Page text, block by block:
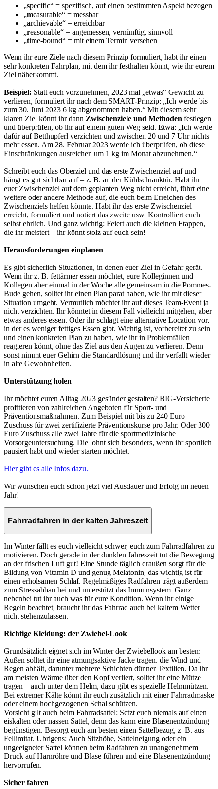
„specific“ = spezifisch, auf einen bestimmten Aspekt bezogen
„measurable“ = messbar
„archievable“ = erreichbar
„reasonable“ = angemessen, vernünftig, sinnvoll
„time-bound“ = mit einem Termin versehen
Wenn ihr eure Ziele nach diesem Prinzip formuliert, habt ihr einen
sehr konkreten Fahrplan, mit dem ihr festhalten könnt, wie ihr eurem
Ziel näherkommt.
Beispiel: Statt euch vorzunehmen, 2023 mal „etwas“ Gewicht zu
verlieren, formuliert ihr nach dem SMART-Prinzip: „Ich werde bis
zum 30. Juni 2023 6 kg abgenommen haben.“ Mit diesem sehr
klaren Ziel könnt ihr dann Zwischenziele und Methoden festlegen
und überprüfen, ob ihr auf einem guten Weg seid. Etwa: „Ich werde
dafür auf Betthupferl verzichten und zwischen 20 und 7 Uhr nichts
mehr essen. Am 28. Februar 2023 werde ich überprüfen, ob diese
Einschränkungen ausreichen um 1 kg im Monat abzunehmen.“
Schreibt euch das Oberziel und das erste Zwischenziel auf und
hängt es gut sichtbar auf – z. B. an der Kühlschranktür. Habt ihr
euer Zwischenziel auf dem geplanten Weg nicht erreicht, führt eine
weitere oder andere Methode auf, die euch beim Erreichen des
Zwischenziels helfen könnte. Habt ihr das erste Zwischenziel
erreicht, formuliert und notiert das zweite usw. Kontrolliert euch
selbst ehrlich. Und ganz wichtig: Feiert auch die kleinen Etappen,
die ihr meistert – ihr könnt stolz auf euch sein!
Herausforderungen einplanen
Es gibt sicherlich Situationen, in denen euer Ziel in Gefahr gerät.
Wenn ihr z. B. fettärmer essen möchtet, eure Kolleginnen und
Kollegen aber einmal in der Woche alle gemeinsam in die Pommes-
Bude gehen, solltet ihr einen Plan parat haben, wie ihr mit dieser
Situation umgeht. Vermutlich möchtet ihr auf dieses Team-Event ja
nicht verzichten. Ihr könntet in diesem Fall vielleicht mitgehen, aber
etwas anderes essen. Oder ihr schlagt eine alternative Location vor,
in der es weniger fettiges Essen gibt. Wichtig ist, vorbereitet zu sein
und einen konkreten Plan zu haben, wie ihr in Problemfällen
reagieren könnt, ohne das Ziel aus den Augen zu verlieren. Denn
sonst nimmt euer Gehirn die Standardlösung und ihr verfallt wieder
in alte Gewohnheiten.
Unterstützung holen
Ihr möchtet euren Alltag 2023 gesünder gestalten? BIG-Versicherte
profitieren von zahlreichen Angeboten für Sport- und
Präventionsmaßnahmen. Zum Beispiel mit bis zu 240 Euro
Zuschuss für zwei zertifizierte Präventionskurse pro Jahr. Oder 300
Euro Zuschuss alle zwei Jahre für die sportmedizinische
Vorsorgeuntersuchung. Die lohnt sich besonders, wenn ihr sportlich
pausiert habt und wieder starten möchtet.
Hier gibt es alle Infos dazu.
Wir wünschen euch schon jetzt viel Ausdauer und Erfolg im neuen
Jahr!
Fahrradfahren in der kalten Jahreszeit
Im Winter fällt es euch vielleicht schwer, euch zum Fahrradfahren zu
motivieren. Doch gerade in der dunklen Jahreszeit tut die Bewegung
an der frischen Luft gut! Eine Stunde täglich draußen sorgt für die
Bildung von Vitamin D und genug Melatonin, das wichtig ist für
einen erholsamen Schlaf. Regelmäßiges Radfahren trägt außerdem
zum Stressabbau bei und unterstützt das Immunsystem. Ganz
nebenbei tut ihr auch was für eure Kondition. Wenn ihr einige
Regeln beachtet, braucht ihr das Fahrrad auch bei kaltem Wetter
nicht stehenzulassen.
Richtige Kleidung: der Zwiebel-Look
Grundsätzlich eignet sich im Winter der Zwiebellook am besten:
Außen solltet ihr eine atmungsaktive Jacke tragen, die Wind und
Regen abhält, darunter mehrere Schichten dünner Textilien. Da ihr
am meisten Wärme über den Kopf verliert, solltet ihr eine Mütze
tragen – auch unter dem Helm, dazu gibt es spezielle Helmmützen.
Bei extremer Kälte könnt ihr euch zusätzlich mit einer Fahrradmaske
oder einem hochgezogenen Schal schützen.
Vorsicht gilt auch beim Fahrradsattel: Setzt euch niemals auf einen
eiskalten oder nassen Sattel, denn das kann eine Blasenentzündung
begünstigen. Besorgt euch am besten einen Sattelbezug, z. B. aus
Fellimitat. Übrigens: Auch Sitzhöhe, Sattelneigung oder ein
ungeeigneter Sattel können beim Radfahren zu unangenehmem
Druck auf Harnröhre und Blase führen und eine Blasenentzündung
hervorrufen.
Sicher fahren